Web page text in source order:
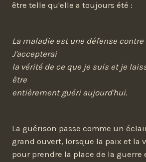
être telle qu'elle a toujours été :
La maladie est une défense contre
J'accepterai
la vérité de ce que je suis et je
être
entièrement guéri aujourd'hui.
La guérison passe comme un
grand ouvert, lorsque la paix et la
pour prendre la place de la guerre